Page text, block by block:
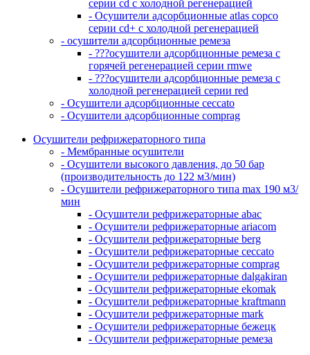
серии cd с холодной регенерацией
- Осушители адсорбционные atlas copco
серии cd+ с холодной регенерацией
- осушители адсорбционные ремеза
- ???осушители адсорбционные ремеза с
горячей регенерацией серии rmwe
- ???осушители адсорбционные ремеза с
холодной регенерацией серии red
- Осушители адсорбционные ceccato
- Осушители адсорбционные comprag
Осушители рефрижераторного типа
- Мембранные осушители
- Осушители высокого давления, до 50 бар
(производительность до 122 м3/мин)
- Осушители рефрижераторного типа max 190 м3/
мин
- Осушители рефрижераторные abac
- Осушители рефрижераторные ariacom
- Осушители рефрижераторные berg
- Осушители рефрижераторные ceccato
- Осушители рефрижераторные comprag
- Осушители рефрижераторные dalgakiran
- Осушители рефрижераторные ekomak
- Осушители рефрижераторные kraftmann
- Осушители рефрижераторные mark
- Осушители рефрижераторные бежецк
- Осушители рефрижераторные ремеза